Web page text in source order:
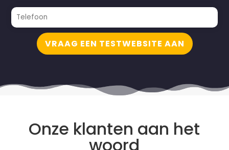
VRAAG EEN TESTWEBSITE AAN
Onze klanten aan het
woord